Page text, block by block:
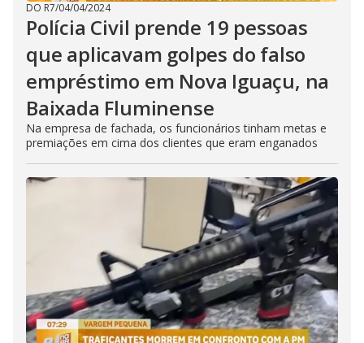
DO R7/04/04/2024
Polícia Civil prende 19 pessoas
que aplicavam golpes do falso
empréstimo em Nova Iguaçu, na
Baixada Fluminense
Na empresa de fachada, os funcionários tinham metas e
premiações em cima dos clientes que eram enganados